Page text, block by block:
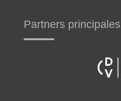
Partners principales